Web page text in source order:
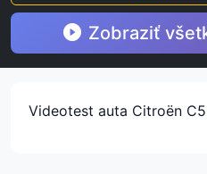
Zobraziť
Videotest auta Citroën